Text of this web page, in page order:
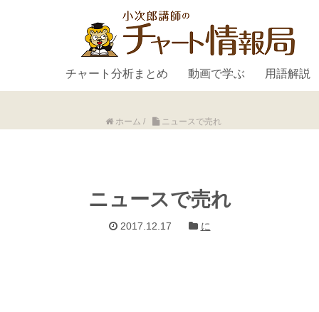
チャート分析まとめ 動画で学ぶ 用語解説
ホーム / ニュースで売れ
ニュースで売れ
2017.12.17 に